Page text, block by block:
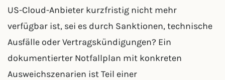
US-Cloud-Anbieter kurzfristig nicht mehr
verfügbar ist, sei es durch Sanktionen, technische
Ausfälle oder Vertragskündigungen? Ein
dokumentierter Notfallplan mit konkreten
Ausweichszenarien ist Teil einer